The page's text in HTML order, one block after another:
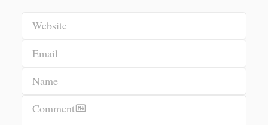
Name
Email
Website
Comment